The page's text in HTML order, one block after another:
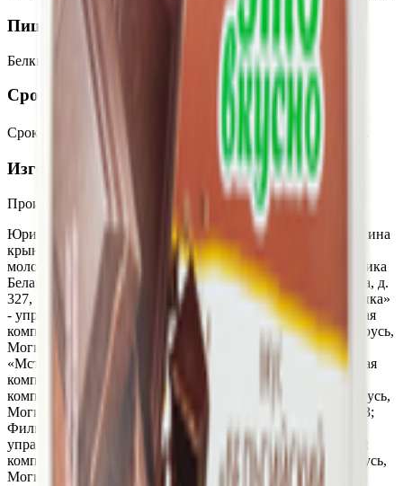
Пищевая ценность на 100г
Белки Жиры 0Калории:190
Срок годности
Срок годности При t от минус 4℃ до плюс 6℃ - 4 месяца
Изготовитель
Производитель:
ОАО «Бабушкина крынка»
Юридический адрес: Филиал «Бобруйский» ОАО «Бабушкина
крынка»- управляющая компания холдинга «Могилевская
молочная компания«Бабушкина крынка» 213823, Республика
Беларусь, Могилевская обл., г. Бобруйск, ул. Карла Маркса, д.
327, пом.27; Филиал «Быховский» ОАО «Бабушкина крынка»
- управляющая компания холдинга «Могилевская молочная
компания «Бабушкина крынка», 213352, Республика Беларусь,
Могилевская обл., г. Быхов, ул. Некрасова, д. 42; Филиал
«Мстиславский» ОАО «Бабушкина крынка» - управляющая
компания холдинга «Могилевская молочная
компания«Бабушкина крынка», 213453, Республика Беларусь,
Могилевская обл., г. Мстиславль, пер. Коммунарный, д. 33;
Филиал «Осиповичский» ОАО «Бабушкина крынка»-
управляющая компания холдинга «Могилевская молочная
компания Бабушкина крынка», 213760, Республика Беларусь,
Могилевская обл., г. Осиповичи, ул. Юбилейная, д. 53А;